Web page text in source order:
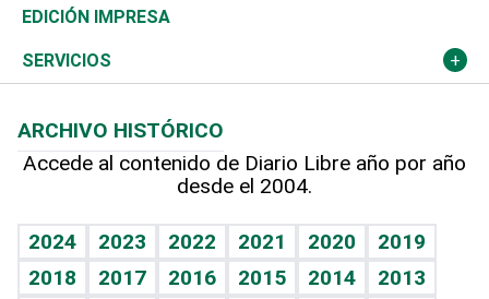
Caribe
Resto del mundo
Global y variable
Economía personal
Novedades
Podcast Arte Libre
Hablando con el pediatra
Vida y familia
Eñe
Olimpismo
Más deportes
Línea de hit
TBT Deportivo
Noticiero Poteleche
Columnistas
Martes de tecnología
Cambio climático
Deportes
Opinión
Hecho en casa
Guía del dinero
EDICIÓN IMPRESA
SERVICIOS
Cumpleaños
Horóscopos
Crucigramas
ARCHIVO HISTÓRICO
Accede al contenido de Diario Libre año por año
desde el 2004.
2024 2023 2022 2021 2020
2019
2018
2017 2016 2015 2014
2013